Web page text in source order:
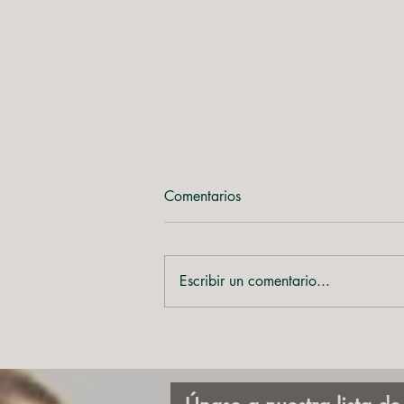
VIENTO (2026)
Comentarios
Escribir un comentario...